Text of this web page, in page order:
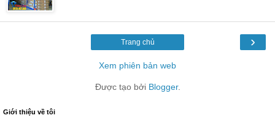
›
Trang chủ
Xem phiên bản web
Được tạo bởi Blogger.
Giới thiệu về tôi